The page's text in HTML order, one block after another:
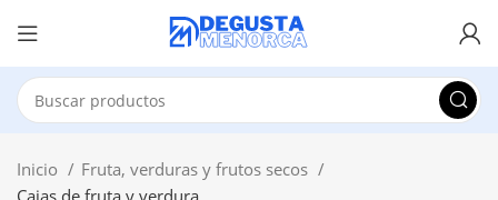
Inicio
Fruta, verduras y frutos secos
Cajas de fruta y verdura